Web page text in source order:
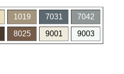
1019 7031 7042
8025 9001 9003